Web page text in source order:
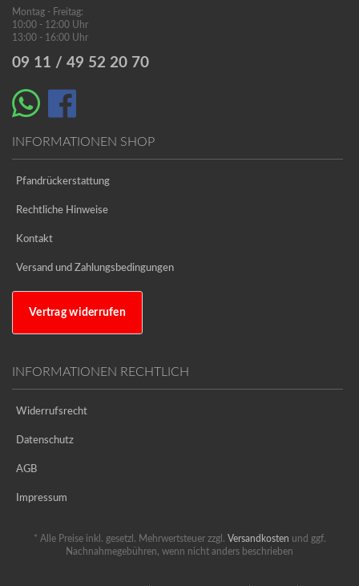
Montag - Freitag:
10:00 - 12:00 Uhr
13:00 - 16:00 Uhr
09 11 / 49 52 20 70
INFORMATIONEN SHOP
Pfandrückerstattung
Rechtliche Hinweise
Kontakt
Versand und Zahlungsbedingungen
Vertrag widerrufen
INFORMATIONEN RECHTLICH
Widerrufsrecht
Datenschutz
AGB
Impressum
* Alle Preise inkl. gesetzl. Mehrwertsteuer zzgl. Versandkosten und ggf.
Nachnahmegebühren, wenn nicht anders beschrieben